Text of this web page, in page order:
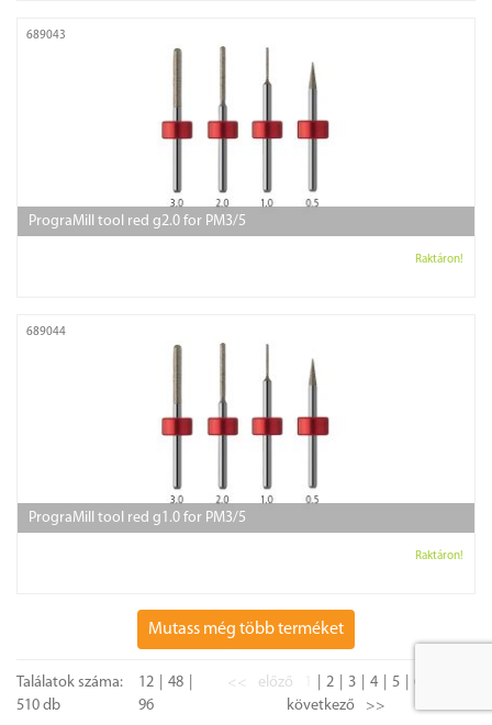
689043
PrograMill tool red g2.0 for PM3/5
Raktáron!
689044
PrograMill tool red g1.0 for PM3/5
Raktáron!
Mutass még több terméket
Találatok száma:
510 db
12
48
96
<< előző 2 3 4 5 6
következő
>>